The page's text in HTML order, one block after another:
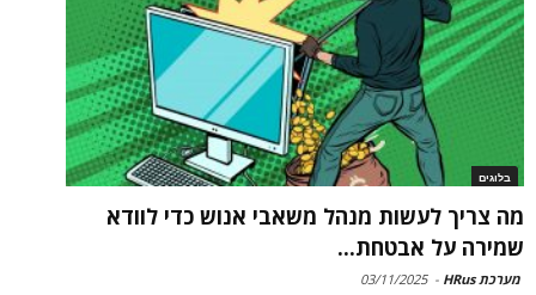
בלוגים
מה צריך לעשות מנהל משאבי אנוש כדי לוודא
שמירה על אבטחת...
מערכת HRus -
03/11/2025